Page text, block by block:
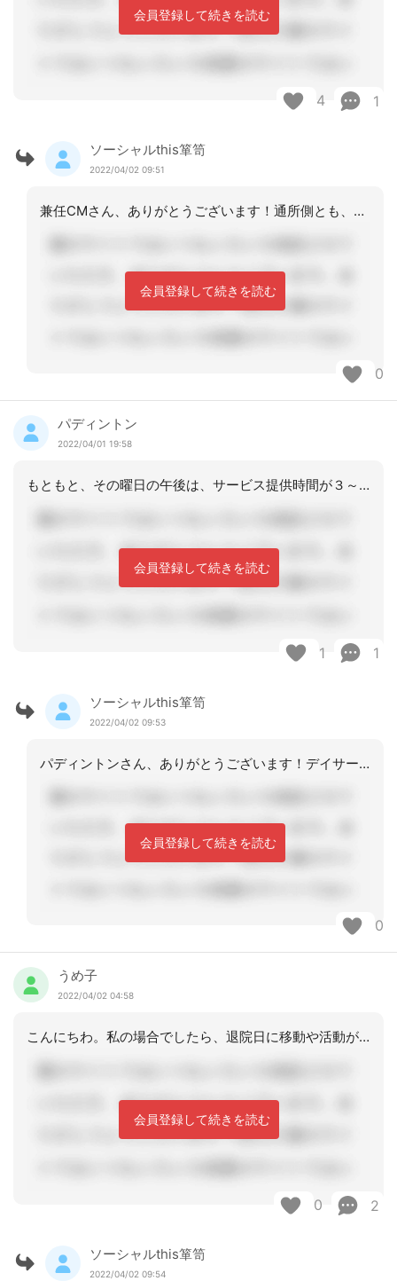
会員登録して続きを読む
4 1
ソーシャルthis箪笥
2022/04/02 09:51
兼任CMさん、ありがとうございます！通所側とも、検討いたします！
会員登録して続きを読む
0
パディントン
2022/04/01 19:58
もともと、その曜日の午後は、サービス提供時間が３～４時間のデイサービスを利用され
会員登録して続きを読む
1 1
ソーシャルthis箪笥
2022/04/02 09:53
パディントンさん、ありがとうございます！デイサービスとも、必要性を検討していきま
会員登録して続きを読む
0
うめ子
2022/04/02 04:58
こんにちわ。私の場合でしたら、退院日に移動や活動が多いのは、本人も疲れてしまうの
会員登録して続きを読む
0 2
ソーシャルthis箪笥
2022/04/02 09:54